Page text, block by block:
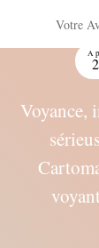
Votre
Voyance,
A